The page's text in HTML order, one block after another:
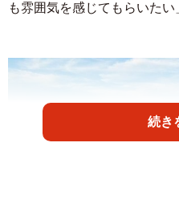
も雰囲気を感じてもらいたい
続き